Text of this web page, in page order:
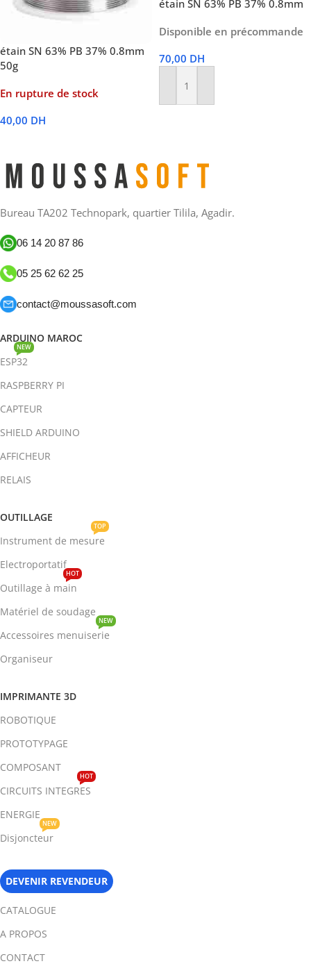
étain SN 63% PB 37% 0.8mm
50g
En rupture de stock
40,00 DH
étain SN 63% PB 37% 0.8mm
Disponible en précommande
70,00 DH
Ajouter Au Panier
Bureau TA202 Technopark, quartier Tilila, Agadir.
06 14 20 87 86
05 25 62 62 25
contact@moussasoft.com
ARDUINO MAROC
ESP32
NEW
RASPBERRY PI
CAPTEUR
SHIELD ARDUINO
AFFICHEUR
RELAIS
OUTILLAGE
Instrument de mesure
TOP
Electroportatif
Outillage à main
HOT
Matériel de soudage
Accessoires menuiserie
NEW
Organiseur
IMPRIMANTE 3D
ROBOTIQUE
PROTOTYPAGE
COMPOSANT
CIRCUITS INTEGRES
HOT
ENERGIE
Disjoncteur
NEW
DEVENIR REVENDEUR
CATALOGUE
A PROPOS
CONTACT